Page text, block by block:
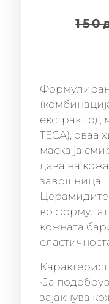
150
екстракт од
TECA), оваа
маска ја
дава на
завршница.
Церамидите
во
кожната
•Ја
зајакнува